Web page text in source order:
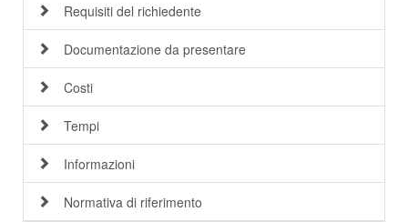
Requisiti del richiedente
Documentazione da presentare
Costi
Tempi
Informazioni
Normativa di riferimento